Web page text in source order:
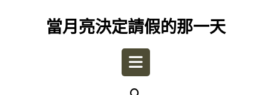
當月亮決定請假的那一天
Open